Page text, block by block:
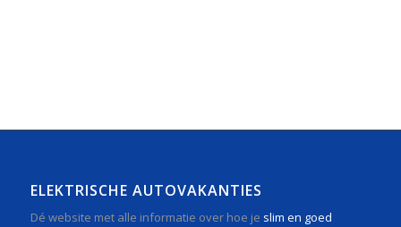
ELEKTRISCHE AUTOVAKANTIES
Dé website met alle informatie over hoe je slim en goed